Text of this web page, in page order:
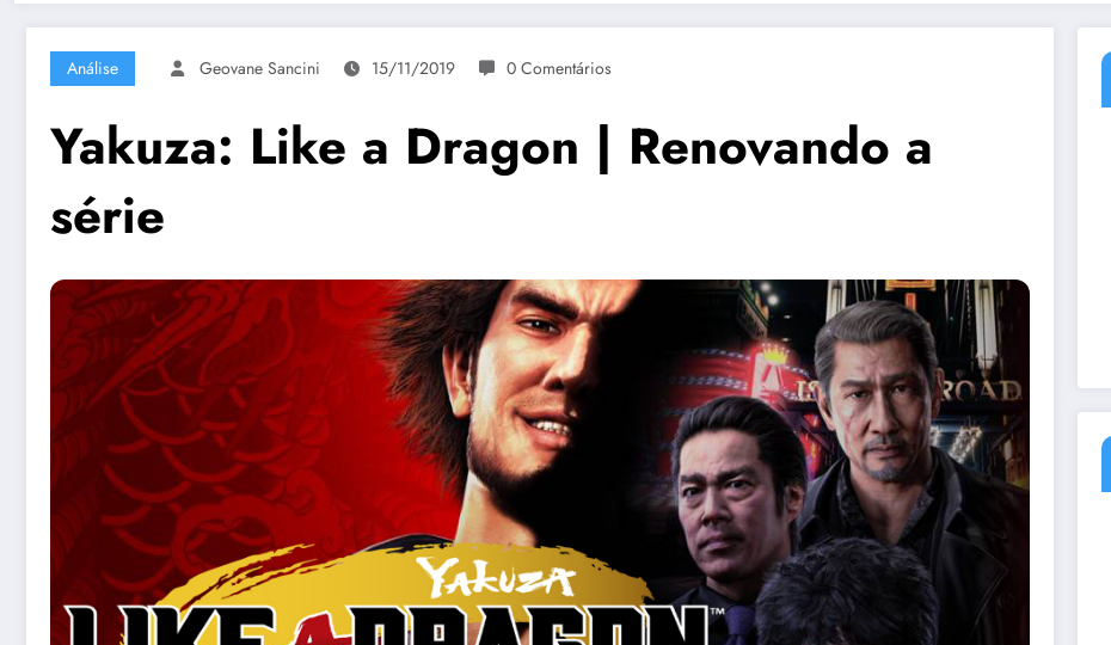
Análise Geovane Sancini 15/11/2019 0 Comentários
Yakuza: Like a Dragon | Renovando a
série